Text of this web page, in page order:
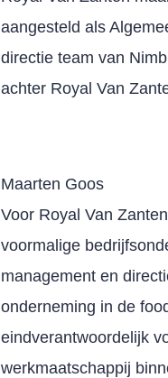
aangesteld als
directie team van
achter Royal Van
Maarten Goos
Voor Royal Van
voormalige
management en
onderneming in de
eindverantwoordelijk
werkmaatschappij